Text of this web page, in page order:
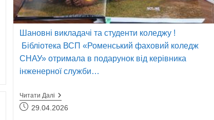
Шановні викладачі та студенти коледжу !
Бібліотека ВСП «Роменський фаховий коледж
СНАУ» отримала в подарунок від керівника
інженерної служби…
Читати Далі Подарунок
Бібліотеці:
Унікальне
Запис29.04.2026